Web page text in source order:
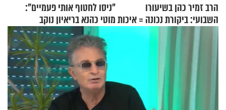
הרב זמיר כהן בשיעורו
השבועי: ביקורת נכונה = איכות
חיים
"ניסו לחטוף אותי פעמיים":
מוטי כהנא בריאיון נוקב